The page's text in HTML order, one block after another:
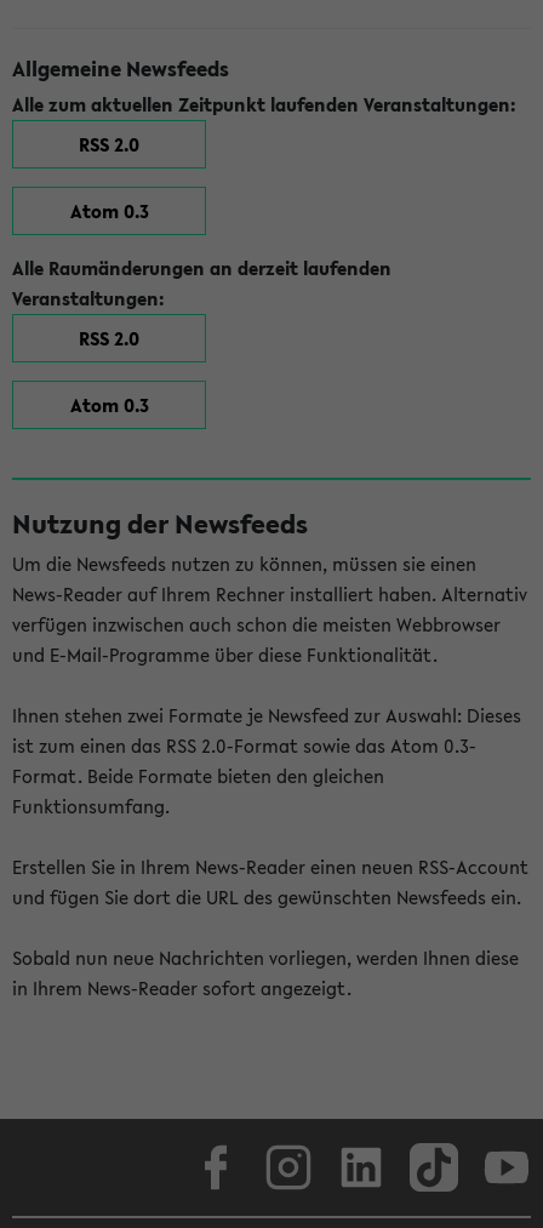
Allgemeine Newsfeeds
Alle zum aktuellen Zeitpunkt laufenden Veranstaltungen:
RSS 2.0
Atom 0.3
Alle Raumänderungen an derzeit laufenden
Veranstaltungen:
RSS 2.0
Atom 0.3
Nutzung der Newsfeeds
Um die Newsfeeds nutzen zu können, müssen sie einen
News-Reader auf Ihrem Rechner installiert haben. Alternativ
verfügen inzwischen auch schon die meisten Webbrowser
und E-Mail-Programme über diese Funktionalität.
Ihnen stehen zwei Formate je Newsfeed zur Auswahl: Dieses
ist zum einen das RSS 2.0-Format sowie das Atom 0.3-
Format. Beide Formate bieten den gleichen
Funktionsumfang.
Erstellen Sie in Ihrem News-Reader einen neuen RSS-Account
und fügen Sie dort die URL des gewünschten Newsfeeds ein.
Sobald nun neue Nachrichten vorliegen, werden Ihnen diese
in Ihrem News-Reader sofort angezeigt.